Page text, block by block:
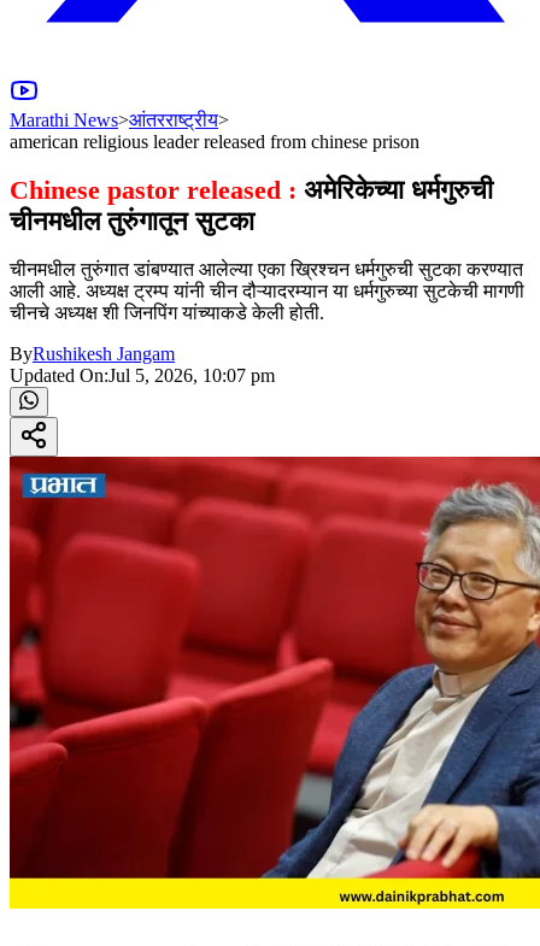
Marathi News>आंतरराष्ट्रीय>
american religious leader released from chinese prison
Chinese pastor released : अमेरिकेच्या धर्मगुरुची
चीनमधील तुरुंगातून सुटका
चीनमधील तुरुंगात डांबण्यात आलेल्या एका ख्रिश्‍चन धर्मगुरुची सुटका करण्यात
आली आहे. अध्यक्ष ट्रम्प यांनी चीन दौऱ्यादरम्यान या धर्मगुरुच्या सुटकेची मागणी
चीनचे अध्यक्ष शी जिनपिंग यांच्याकडे केली होती.
ByRushikesh Jangam
Updated On:Jul 5, 2026, 10:07 pm